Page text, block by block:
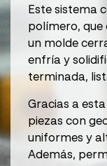
Este sistema
polímero, que
un molde
enfría y
terminada,
Gracias a
piezas con
uniformes y
Además,